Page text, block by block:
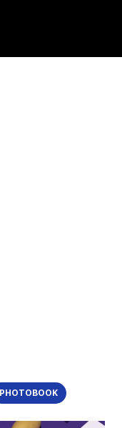
PHOTOBOOK